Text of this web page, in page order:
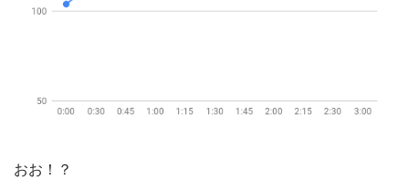
おお！？